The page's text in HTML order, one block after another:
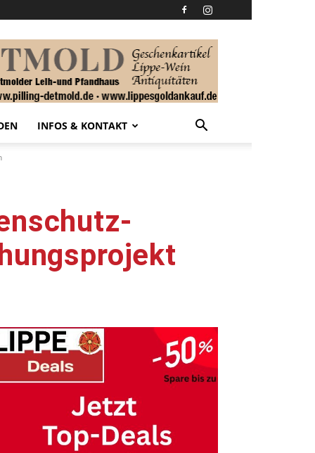
INFOS & KONTAKT